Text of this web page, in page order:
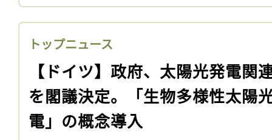
トップニュース
【ドイツ】政府、太陽光発電関
を閣議決定。「生物多様性太陽
電」の概念導入